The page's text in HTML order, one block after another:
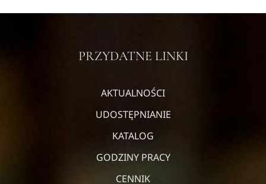
PRZYDATNE LINKI
AKTUALNOŚCI
UDOSTĘPNIANIE
KATALOG
GODZINY PRACY
CENNIK